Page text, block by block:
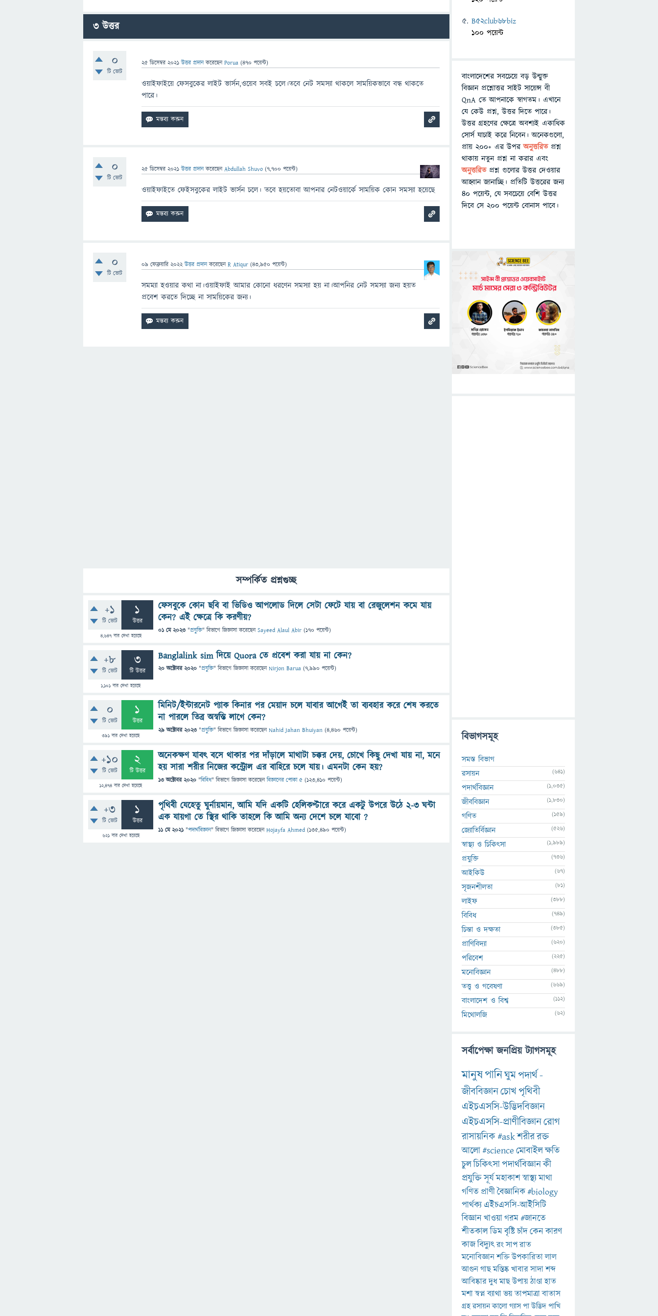
3উত্তর
0
টি ভোট
25 ডিসেম্বর 2021 উত্তর প্রদান করেছেনPorua (470 পয়েন্ট)
ওয়াইফাইয়ে ফেসবুকের লাইট ভার্সন,ওয়েব সবই চলে।তবে নেট সমস্যা থাকলে সাময়িকভাবে বন্ধ থাকতে
পারে।
0
টি ভোট
25 ডিসেম্বর 2021 উত্তর প্রদান করেছেনAbdullah Shuvo (7,700 পয়েন্ট)
ওয়াইফাইতে ফেইসবুকের লাইট ভার্সন চলে। তবে হয়তোবা আপনার নেটওয়ার্কে সাময়িক কোন সমস্যা হয়েছে
0
টি ভোট
09 ফেব্রুয়ারি 2022 উত্তর প্রদান করেছেনR Atiqur (43,950 পয়েন্ট)
সমম্যা হওয়ার কথা না।ওয়াইফাই আমার কোনো ধরণেন সমস্যা হয় না।আপনির নেট সমস্যা জন্য হয়ত
প্রবেশ করতে দিচ্ছে না সাময়িকের জন্য।
সম্পর্কিত প্রশ্নগুচ্ছ
+1
টি ভোট
1
উত্তর
4,647বার দেখা হয়েছে
ফেসবুকে কোন ছবি বা ভিডিও আপলোড দিলে সেটা ফেটে যায় বা রেজুলেশন কমে যায়
কেন? এই ক্ষেত্রে কি করণীয়?
01 মে 2023 "প্রযুক্তি" বিভাগে জিজ্ঞাসাকরেছেনSayeed Alaul Abir (170 পয়েন্ট)
+8
টি ভোট
3
টি উত্তর
1,101 বার দেখা হয়েছে
Banglalink sim দিয়ে Quora তে প্রবেশ করা যায় না কেন?
20 অক্টোবর 2020 "প্রযুক্তি" বিভাগে জিজ্ঞাসাকরেছেনNirjon Barua (7,990 পয়েন্ট)
0
টি ভোট
1
উত্তর
391 বার দেখা হয়েছে
মিনিট/ইন্টারনেট প্যাক কিনার পর মেয়াদ চলে যাবার আগেই তা ব্যবহার করে শেষ করতে
না পারলে তিব্র অস্বস্তি লাগে কেন?
29 অক্টোবর 2023 "প্রযুক্তি" বিভাগে জিজ্ঞাসাকরেছেনNahid Jahan Bhuiyan (4,460 পয়েন্ট)
+10
টি ভোট
2
টি উত্তর
12,474 বার দেখা হয়েছে
অনেকক্ষণ যাবৎ বসে থাকার পর দাঁড়ালে মাথাটা চক্কর দেয়, চোখে কিছু দেখা যায় না, মনে
হয় সারা শরীর নিজের কন্ট্রোল এর বাহিরে চলে যায়। এমনটা কেন হয়?
13 অক্টোবর 2020 "বিবিধ" বিভাগে জিজ্ঞাসাকরেছেনবিজ্ঞানের পোকা ৫ (123,410 পয়েন্ট)
+3
টি ভোট
1
উত্তর
621বার দেখা হয়েছে
পৃথিবী যেহেতু ঘুর্নায়মান, আমি যদি একটি হেলিকপ্টারে করে একটু উপরে উঠে ২-৩ ঘন্টা
এক যায়গা তে স্থির থাকি তাহলে কি আমি অন্য দেশে চলে যাবো ?
11 মে 2021 "পদার্থবিজ্ঞান" বিভাগে জিজ্ঞাসাকরেছেনHojayfa Ahmed (135,490 পয়েন্ট)
B52club68biz
100 পয়েন্ট
বাংলাদেশের সবচেয়ে বড় উন্মুক্ত
বিজ্ঞান প্রশ্নোত্তর সাইট সায়েন্স বী
QnA তে আপনাকে স্বাগতম। এখানে
যে কেউ প্রশ্ন, উত্তর দিতে পারে।
উত্তর গ্রহণের ক্ষেত্রে অবশ্যই একাধিক
সোর্স যাচাই করে নিবেন। অনেকগুলো,
প্রায় ২০০+ এর উপরঅনুত্তরিতপ্রশ্ন
থাকায় নতুন প্রশ্ন না করার এবং
অনুত্তরিত প্রশ্ন গুলোর উত্তর দেওয়ার
আহ্বান জানাচ্ছি। প্রতিটি উত্তরের জন্য
৪০ পয়েন্ট, যে সবচেয়ে বেশি উত্তর
দিবে সে ২০০ পয়েন্ট বোনাস পাবে।
বিভাগসমূহ
সমস্ত বিভাগ
রসায়ন
(641)
পদার্থবিজ্ঞান (1,035)
জীববিজ্ঞান (1,830)
গণিত (159)
জ্যোতির্বিজ্ঞান (526)
স্বাস্থ্য ও চিকিৎসা (1,989)
প্রযুক্তি (736)
আইকিউ (67)
সৃজনশীলতা (81)
লাইফ (388)
বিবিধ (749)
চিন্তা ও দক্ষতা (385)
প্রাণিবিদ্যা (620)
পরিবেশ (225)
মনোবিজ্ঞান (488)
তত্ত্ব ও গবেষণা (669)
বাংলাদেশ ও বিশ্ব (112)
মিথোলজি (62)
সর্বাপেক্ষা জনপ্রিয় ট্যাগসমূহ
মানুষপানিঘুমপদার্থ-
জীববিজ্ঞানচোখপৃথিবী
এইচএসসি-উদ্ভিদবিজ্ঞান
এইচএসসি-প্রাণীবিজ্ঞানরোগ
রাসায়নিক#askশরীররক্ত
আলো#scienceমোবাইলক্ষতি
চুলচিকিৎসাপদার্থবিজ্ঞানকী
প্রযুক্তিসূর্যমহাকাশস্বাস্থ্যমাথা
গণিত প্রাণীবৈজ্ঞানিক#biology
পার্থক্য এইচএসসি-আইসিটি
বিজ্ঞানখাওয়াগরম#জানতে
শীতকালডিমবৃষ্টিচাঁদকেনকারণ
কাজবিদ্যুৎরংসাপরাত
মনোবিজ্ঞানশক্তিউপকারিতালাল
আগুনগাছমস্তিষ্কখাবারসাদাশব্দ
আবিষ্কারদুধমাছউপায়ঠাণ্ডাহাত
মশাস্বপ্নব্যাথাভয়তাপমাত্রাবাতাস
গ্রহরসায়নকালোগ্যাসপাউদ্ভিদপাখি